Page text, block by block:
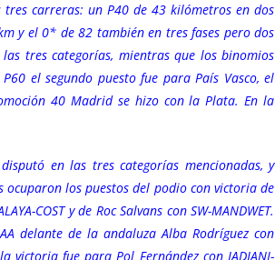
carreras: un P40 de 43 kilómetros en dos
y el 0* de 82 también en tres fases pero dos
tres categorías, mientras que los binomios
el segundo puesto fue para País Vasco, el
40 Madrid se hizo con la Plata. En la
en las tres categorías mencionadas, y
los puestos del podio con victoria de
COST y de Roc Salvans con SW-MANDWET.
delante de la andaluza Alba Rodríguez con
victoria fue para Pol Fernández con JADJANI-